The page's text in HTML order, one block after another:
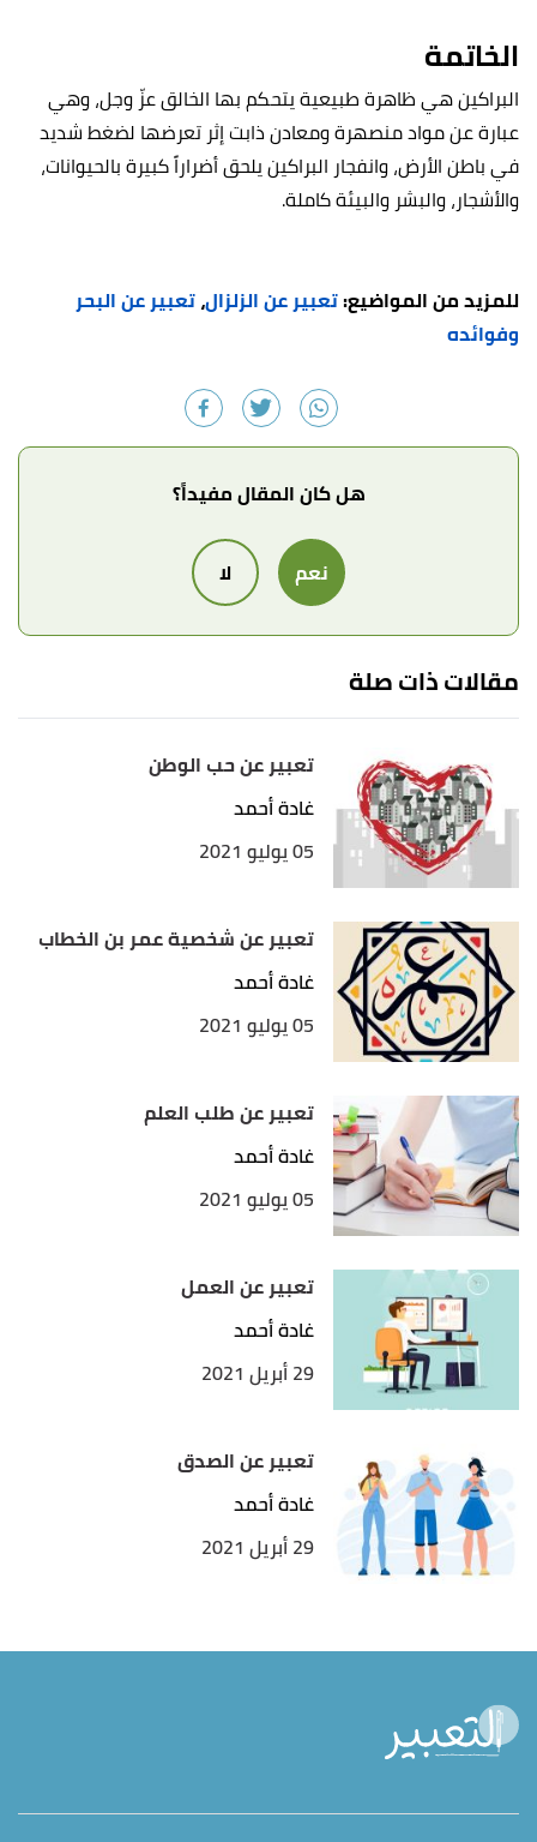
الخاتمة
البراكين هي ظاهرة طبيعية يتحكم بها الخالق عزّ وجل، وهي
عبارة عن مواد منصهرة ومعادن ذابت إثر تعرضها لضغط شديد
في باطن الأرض، وانفجار البراكين يلحق أضراراً كبيرة بالحيوانات،
والأشجار، والبشر والبيئة كاملة.
للمزيد من المواضيع:تعبير عن الزلزال،تعبير عن البحر
وفوائده
هل كان المقال مفيداً؟
نعم لا
مقالات ذات صلة
تعبير عن حب الوطن
غادة أحمد
05 يوليو 2021
تعبير عن شخصية عمر بن الخطاب
غادة أحمد
05 يوليو 2021
تعبير عن طلب العلم
غادة أحمد
05 يوليو 2021
تعبير عن العمل
غادة أحمد
29 أبريل 2021
تعبير عن الصدق
غادة أحمد
29 أبريل 2021